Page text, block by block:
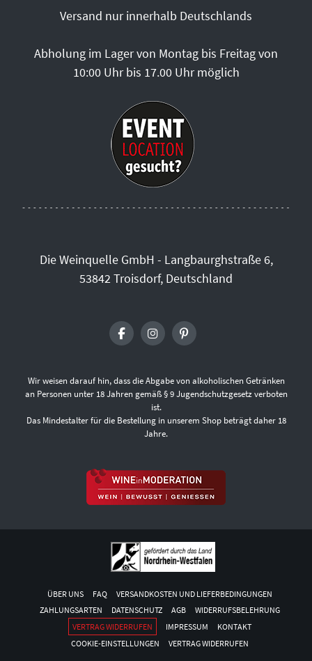
Versand nur innerhalb Deutschlands
Abholung im Lager von Montag bis Freitag von
10:00 Uhr bis 17.00 Uhr möglich
Die Weinquelle GmbH - Langbaurghstraße 6,
53842 Troisdorf, Deutschland
Wir weisen darauf hin, dass die Abgabe von alkoholischen Getränken
an Personen unter 18 Jahren gemäß § 9 Jugendschutzgesetz verboten
ist.
Das Mindestalter für die Bestellung in unserem Shop beträgt daher 18
Jahre.
ÜBER UNS FAQ
VERSANDKOSTEN UND LIEFERBEDINGUNGEN
ZAHLUNGSARTEN
DATENSCHUTZ AGB
WIDERRUFSBELEHRUNG
VERTRAG WIDERRUFEN
IMPRESSUM
KONTAKT
COOKIE-EINSTELLUNGEN
VERTRAG WIDERRUFEN